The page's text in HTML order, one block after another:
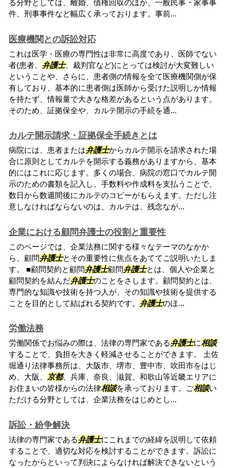
る分野としては、離婚、債権回収のほか、一般民事・家事事
件、刑事事件など幅広く承っております。事前...
医療機関との訴訟対応
これは医学・医療の専門性は非常に高度であり、医師でない
者(患者、 弁護士、裁判官など)にとっては検討が大変難しい
ということや、さらに、患者側の情報を全て医療機関側が保
有しており、基本的に患者側は医師から受けた説明しか情報
を持たず、情報量で大きな格差があるという点があります。
そのため、証拠保全や、カルテ開示の手続を通...
カルテ開示請求・証拠保全手続きとは
病院には、患者または弁護士からカルテ開示を請求された場
合に原則としてカルテを開示する義務がありますから、基本
的にはこれに応じます。多くの場合、病院の窓口でカルテ開
示のための書類を記入し、手数料や作成料を支払うことで、
数日から数週間後にカルテのコピーがもらえます。ただし注
意しなければならないのは、カルテは、残念なが...
企業における顧問弁護士の役割と重要性
このページでは、企業法務に関する様々なテーマのなかか
ら、顧問弁護士とその重要性に焦点をあててご説明いたしま
す。 ■顧問契約と顧問弁護士顧問弁護士とは、個人や企業と
顧問契約を結んだ弁護士のことをさします。顧問契約とは、
専門的な知識や技術を持つ人が、その知識や技術を提供する
ことを目的として結ばれる契約です。 弁護士のほ...
労働法務
労働関係でお悩みの際は、法律の専門家である弁護士に相談
することで、負担を大きく軽減させることができます。 土佐
堀通り法律事務所は、大阪市、堺市、豊中市、吹田市をはじ
め、大阪、
京都、兵庫、奈良、滋賀、和歌山等近畿エリアに
お住まいの皆様からの法律相談を承っております。ご相談い
ただける分野としては、企業法務をはじめとし...
訴訟・紛争解決
法律の専門家である弁護士にこれまでの経緯を説明して依頼
することで、適切な対応を検討することができます。訴訟に
なったからといって判決によらなければ解決できないという